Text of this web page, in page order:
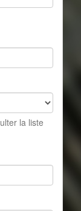
la liste